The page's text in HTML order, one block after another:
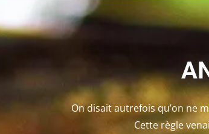
On disait autrefois qu’on ne
Cette règle